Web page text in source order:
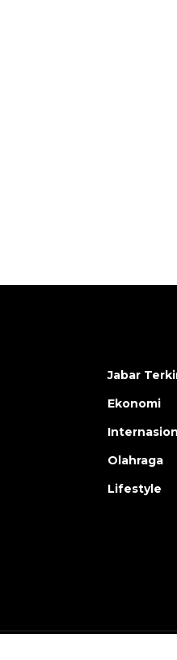
Jabar
Ekonomi
Olahraga
Lifestyle